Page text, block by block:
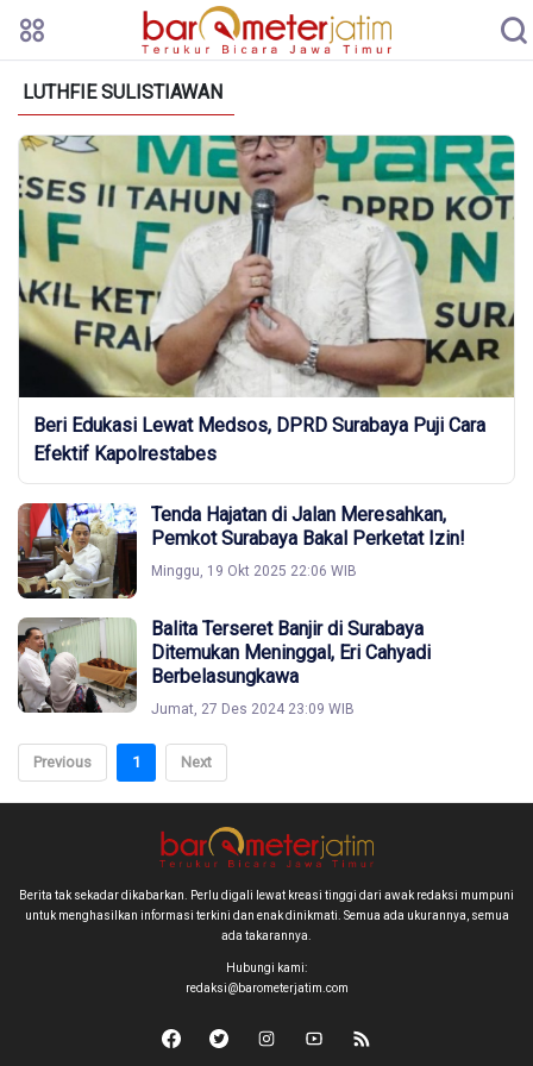
LUTHFIE SULISTIAWAN
Beri Edukasi Lewat Medsos, DPRD Surabaya Puji Cara
Efektif Kapolrestabes
Tenda Hajatan di Jalan Meresahkan,
Pemkot Surabaya Bakal Perketat Izin!
Minggu, 19 Okt 2025 22:06 WIB
Balita Terseret Banjir di Surabaya
Ditemukan Meninggal, Eri Cahyadi
Berbelasungkawa
Jumat, 27 Des 2024 23:09 WIB
Previous 1 Next
Berita tak sekadar dikabarkan. Perlu digali lewat kreasi tinggi dari awak redaksi mumpuni
untuk menghasilkan informasi terkini dan enak dinikmati. Semua ada ukurannya, semua
ada takarannya.
Hubungi kami:
redaksi@barometerjatim.com